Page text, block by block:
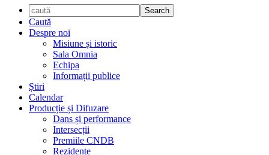
Caută
Despre noi
Misiune și istoric
Sala Omnia
Echipa
Informații publice
Știri
Calendar
Producție și Difuzare
Dans și performance
Intersecții
Premiile CNDB
Rezidențe